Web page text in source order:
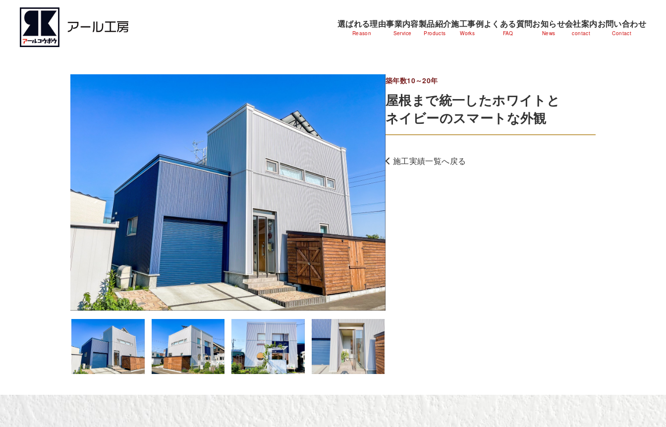
選ばれる理由
Reason
事業内容
Service
製品紹介
Products
施工事例
Works
よくある質問
FAQ
お知らせ
News
会社案内
contact
お問い合わせ
Contact
築年数10～20年
屋根まで統一したホワイトと
ネイビーのスマートな外観
施工実績一覧へ戻る